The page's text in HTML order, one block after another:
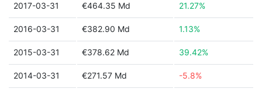
2017-03-31 €464.35 Md 21.27%
2016-03-31 €382.90 Md 1.13%
2015-03-31 €378.62 Md 39.42%
2014-03-31 €271.57 Md -5.8%